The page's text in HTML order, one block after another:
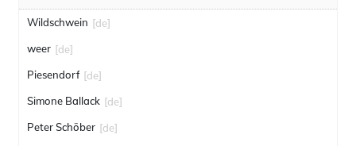
Wildschwein [de]
weer [de]
Piesendorf [de]
Simone Ballack [de]
Peter Schöber [de]